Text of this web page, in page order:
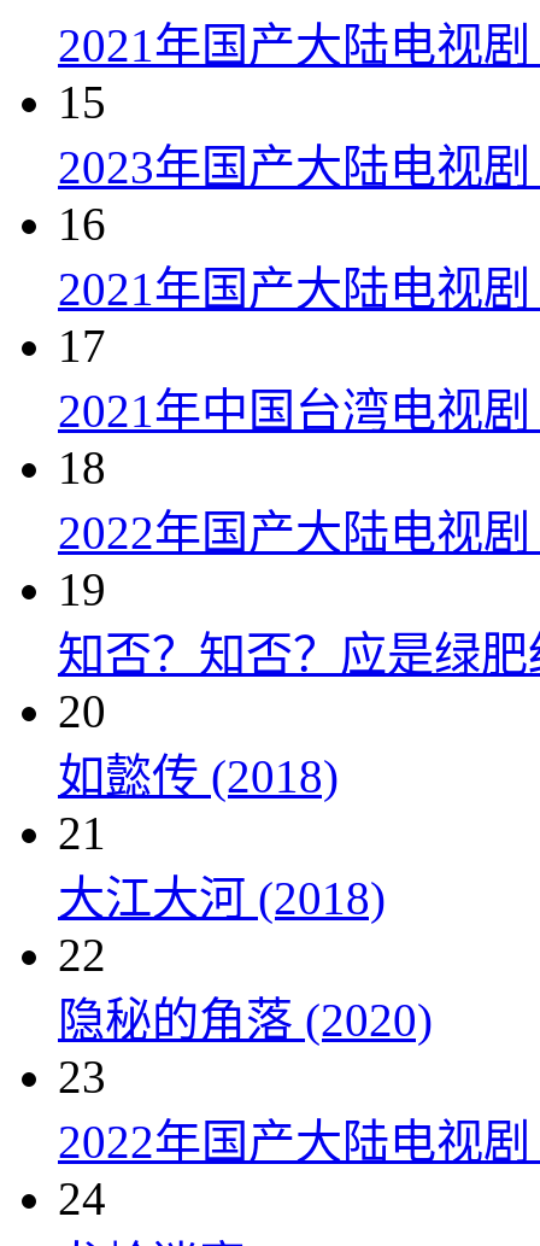
2021年国产大陆电视
15
2023年国产大陆电视
16
2021年国产大陆电视
17
2021年中国台湾电视
18
2022年国产大陆电视
19
知否？知否？应是绿肥
20
如懿传 (2018)
21
大江大河 (2018)
22
隐秘的角落 (2020)
23
2022年国产大陆电视
24